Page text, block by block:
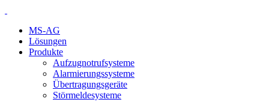
MS-AG
Lösungen
Produkte
Aufzugnotrufsysteme
Alarmierungssysteme
Übertragungsgeräte
Störmeldesysteme